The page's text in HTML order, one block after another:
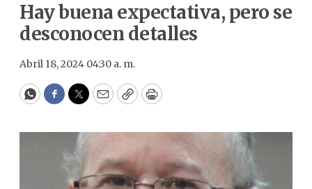
Hay buena expectativa, pero se
desconocen detalles
Abril 18, 2024 04:30 a. m.
WhatsApp
Facebook
Twitter
EmailCopyPrint